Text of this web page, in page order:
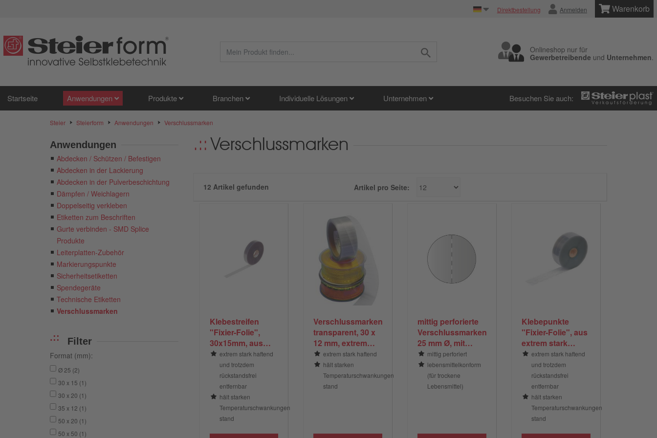
Direktbestellung Anmelden Warenkorb
Onlineshop nur für
Gewerbetreibende und Unternehmen.
Startseite Anwendungen Produkte Branchen Individuelle Lösungen Unternehmen Besuchen Sie auch:
Steier Steierform Anwendungen Verschlussmarken
Anwendungen
Abdecken / Schützen / Befestigen
Abdecken in der Lackierung
Abdecken in der Pulverbeschichtung
Dämpfen / Weichlagern
Doppelseitig verkleben
Etiketten zum Beschriften
Gurte verbinden - SMD Splice
Produkte
Leiterplatten-Zubehör
Markierungspunkte
Sicherheitsetiketten
Spendegeräte
Technische Etiketten
Verschlussmarken
Filter
Format (mm):
Ø 25 (2)
30 x 15 (1)
30 x 20 (1)
35 x 12 (1)
50 x 20 (1)
50 x 50 (1)
Verschlussmarken
12 Artikel gefunden Artikel pro Seite:
Klebestreifen
"Fixier-Folie",
30x15mm, aus
extrem stark
haftender Weich-
Folie, transparent
extrem stark haftend
und trotzdem
rückstandsfrei
entfernbar
hält starken
Temperaturschwankungen
stand
Verschlussmarken,
transparent, 30 x
12 mm, extrem
stark klebend
extrem stark haftend
hält starken
Temperaturschwankungen
stand
mittig perforierte
Verschlussmarken,
25 mm Ø, mit
rückseitiger
Spendermarkierung
für
Fotozellenerkennung
mittig perforiert
lebensmittelkonform
(für trockene
Lebensmittel)
Klebepunkte
"Fixier-Folie", aus
extrem stark
haftender PP-
Folie, transparent
extrem stark haftend
und trotzdem
rückstandsfrei
entfernbar
hält starken
Temperaturschwankungen
stand